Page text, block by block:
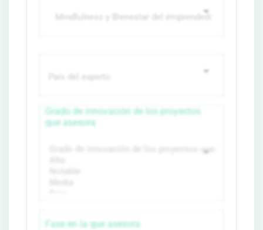
Grado de innovación de los proyectos
que asesora
Fase en la que asesora